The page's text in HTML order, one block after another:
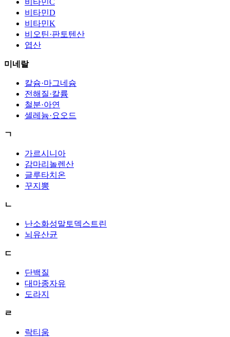
비타민D
비타민K
비오틴·판토텐산
엽산
미네랄
칼슘·마그네슘
전해질·칼륨
철분·아연
셀레늄·요오드
ㄱ
가르시니아
감마리놀렌산
글루타치온
꾸지뽕
ㄴ
난소화성말토덱스트린
뇌유산균
ㄷ
단백질
대마종자유
도라지
ㄹ
락티움